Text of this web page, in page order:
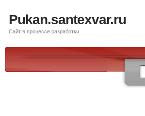
Pukan.santexvar.ru
Сайт в процессе разработки